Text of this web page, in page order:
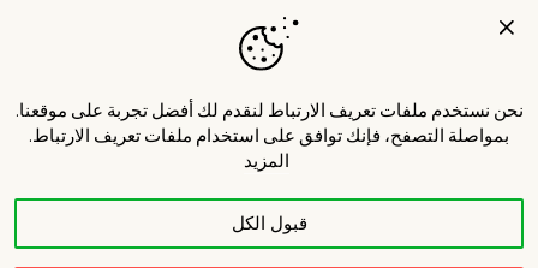
نشر
نحن نستخدم ملفات تعريف الارتباط لنقدم لك أفضل تجربة على موقعنا.
بمواصلة التصفح، فإنك توافق على استخدام ملفات تعريف الارتباط.
المزيد
قبول الكل